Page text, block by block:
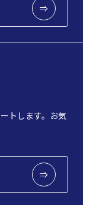
トします。お気